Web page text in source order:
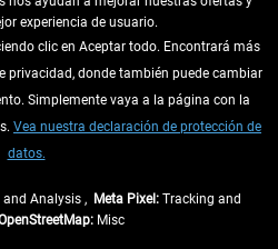
experiencia de usuario.
clic en Aceptar todo. Encontrará más
privacidad, donde también puede cambiar
Simplemente vaya a la página con la
Vea nuestra declaración de protección de
datos.
Analysis , Meta Pixel: Tracking and
Misc